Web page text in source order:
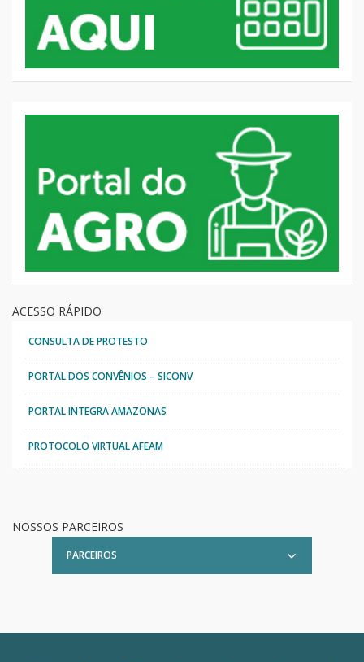
ACESSO RÁPIDO
CONSULTA DE PROTESTO
PORTAL DOS CONVÊNIOS – SICONV
PORTAL INTEGRA AMAZONAS
PROTOCOLO VIRTUAL AFEAM
NOSSOS PARCEIROS
PARCEIROS